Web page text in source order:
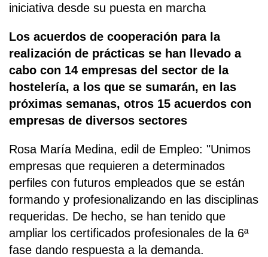
iniciativa desde su puesta en marcha
Los acuerdos de cooperación para la
realización de prácticas se han llevado a
cabo con 14 empresas del sector de la
hostelería, a los que se sumarán, en las
próximas semanas, otros 15 acuerdos con
empresas de diversos sectores
Rosa María Medina, edil de Empleo: "Unimos
empresas que requieren a determinados
perfiles con futuros empleados que se están
formando y profesionalizando en las disciplinas
requeridas. De hecho, se han tenido que
ampliar los certificados profesionales de la 6ª
fase dando respuesta a la demanda.